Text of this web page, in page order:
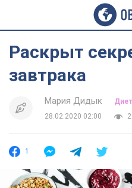
Раскрыт
завтрака
Мария Дидык
28.02.2020 02:00
1